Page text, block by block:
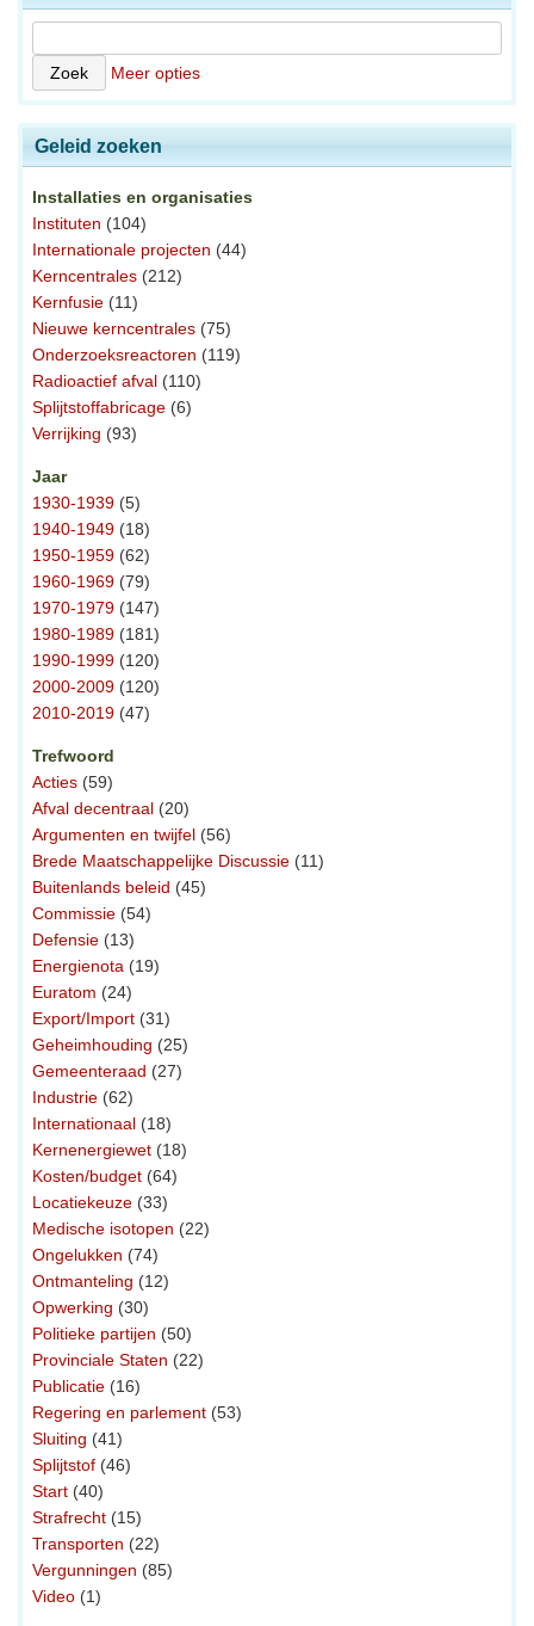
Meer opties
Geleid zoeken
Installaties en organisaties
Instituten (104)
Internationale projecten (44)
Kerncentrales (212)
Kernfusie (11)
Nieuwe kerncentrales (75)
Onderzoeksreactoren (119)
Radioactief afval (110)
Splijtstoffabricage (6)
Verrijking (93)
Jaar
1930-1939 (5)
1940-1949 (18)
1950-1959 (62)
1960-1969 (79)
1970-1979 (147)
1980-1989 (181)
1990-1999 (120)
2000-2009 (120)
2010-2019 (47)
Trefwoord
Acties (59)
Afval decentraal (20)
Argumenten en twijfel (56)
Brede Maatschappelijke Discussie (11)
Buitenlands beleid (45)
Commissie (54)
Defensie (13)
Energienota (19)
Euratom (24)
Export/Import (31)
Geheimhouding (25)
Gemeenteraad (27)
Industrie (62)
Internationaal (18)
Kernenergiewet (18)
Kosten/budget (64)
Locatiekeuze (33)
Medische isotopen (22)
Ongelukken (74)
Ontmanteling (12)
Opwerking (30)
Politieke partijen (50)
Provinciale Staten (22)
Publicatie (16)
Regering en parlement (53)
Sluiting (41)
Splijtstof (46)
Start (40)
Strafrecht (15)
Transporten (22)
Vergunningen (85)
Video (1)